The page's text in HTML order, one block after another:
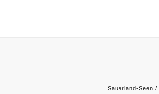
Sauerland-Seen /